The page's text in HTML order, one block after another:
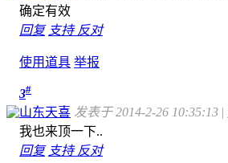
确定有效
回复 支持 反对
使用道具 举报
3#
山东天喜 发表于 2014-2-26 10:35:13 |
我也来顶一下..
回复 支持 反对